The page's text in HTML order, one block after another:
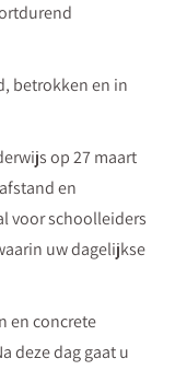
betrokken en in
op 27 maart
en
voor schoolleiders
uw dagelijkse
en concrete
deze dag gaat u